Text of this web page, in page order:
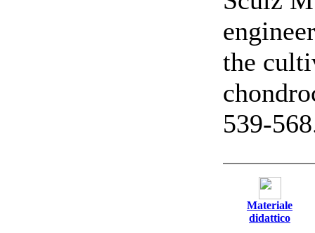
the
539-
Materiale
didattico